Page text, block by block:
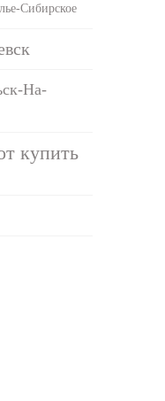
Сибирское
На-
купить